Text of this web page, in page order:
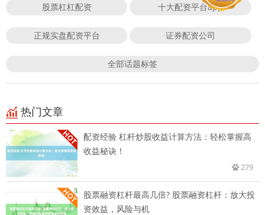
股票杠杠配资 十大配资平台app
正规实盘配资平台 证券配资公司
全部话题标签
热门文章
配资经验 杠杆炒股收益计算方法：轻松掌握高
收益秘诀！
279
股票融资杠杆最高几倍? 股票融资杠杆：放大投
资效益，风险与机